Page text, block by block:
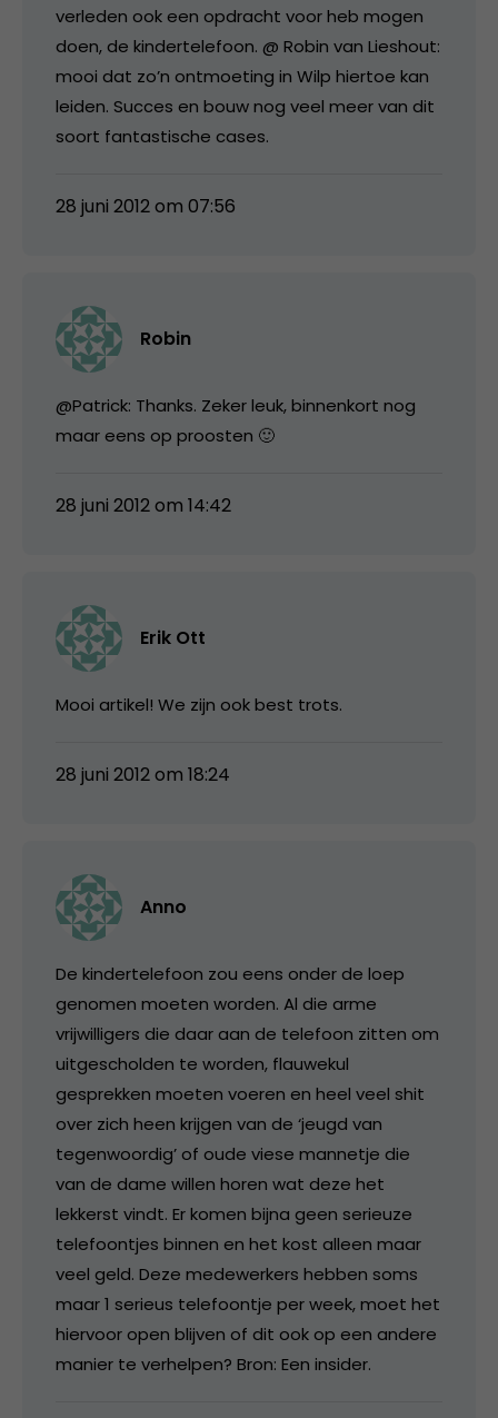
verleden ook een opdracht voor heb mogen
doen, de kindertelefoon. @ Robin van Lieshout:
mooi dat zo’n ontmoeting in Wilp hiertoe kan
leiden. Succes en bouw nog veel meer van dit
soort fantastische cases.
28 juni 2012 om 07:56
Robin
@Patrick: Thanks. Zeker leuk, binnenkort nog
maar eens op proosten 🙂
28 juni 2012 om 14:42
Erik Ott
Mooi artikel! We zijn ook best trots.
28 juni 2012 om 18:24
Anno
De kindertelefoon zou eens onder de loep
genomen moeten worden. Al die arme
vrijwilligers die daar aan de telefoon zitten om
uitgescholden te worden, flauwekul
gesprekken moeten voeren en heel veel shit
over zich heen krijgen van de ‘jeugd van
tegenwoordig’ of oude viese mannetje die
van de dame willen horen wat deze het
lekkerst vindt. Er komen bijna geen serieuze
telefoontjes binnen en het kost alleen maar
veel geld. Deze medewerkers hebben soms
maar 1 serieus telefoontje per week, moet het
hiervoor open blijven of dit ook op een andere
manier te verhelpen? Bron: Een insider.